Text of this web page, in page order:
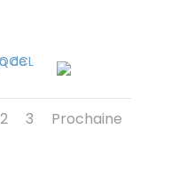
2 3 Prochaine